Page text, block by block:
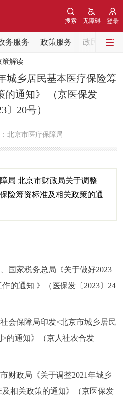
登录
无障碍
搜索
务服务 政策服务 政民互动
务院信息
议信息 部门动态
构职能 政策服务
法人服务 部门服务
我要咨询 我要建议
策解读
城乡居民基本医疗保险筹
的通知》 （京医保发
〕20号）
北京市医疗保障局
局 北京市财政局关于调整
险筹资标准及相关政策的通
家税务总局《关于做好2023
的通知 》（医保发〔2023〕24
保障局印发<北京市城乡居民
的通知》（京人社农合发
政局《关于调整2021年城乡
相关政策的通知》（京医保发